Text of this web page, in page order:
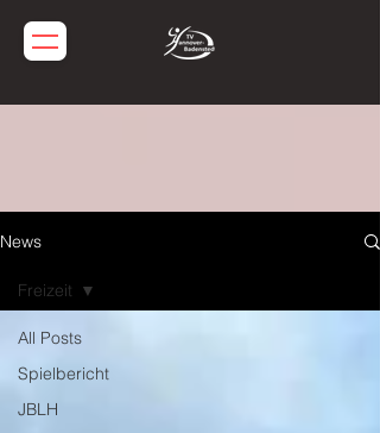
News
All Posts
Spielbericht
JBLH
Freizeit